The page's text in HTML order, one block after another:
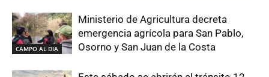
CAMPO AL DIA
Ministerio de Agricultura decreta
emergencia agrícola para San Pablo,
Osorno y San Juan de la Costa